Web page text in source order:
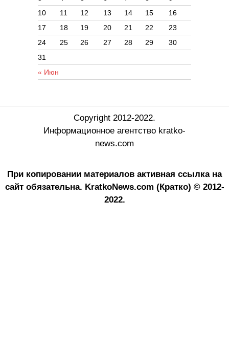
« Июн
10
11 12 13 14 15
16
17
18 19 20 21 22
23
24
25 26 27 28 29
30
31
Copyright 2012-2022.
Информационное агентство kratko-
news.com
При копировании материалов активная ссылка на
сайт обязательна. KratkoNews.com (Кратко) © 2012-
2022.